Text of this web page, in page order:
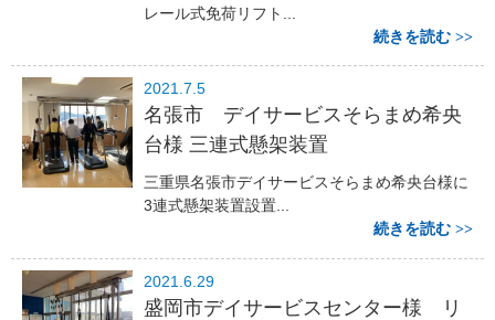
レール式免荷リフト...
続きを読む
2021.7.5
名張市 デイサービスそらまめ希央
台様 三連式懸架装置
三重県名張市デイサービスそらまめ希央台様に
3連式懸架装置設置...
続きを読む
2021.6.29
盛岡市デイサービスセンター様 リ